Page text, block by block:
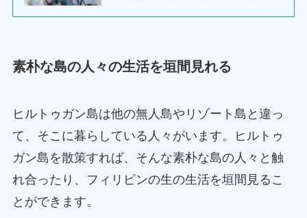
素朴な島の人々の生活を垣間見れる
ヒルトゥガン島は他の無人島やリゾート島と違っ
て、そこに暮らしている人々がいます。ヒルトゥ
ガン島を散策すれば、そんな素朴な島の人々と触
れ合ったり、フィリピンの生の生活を垣間見るこ
とができます。